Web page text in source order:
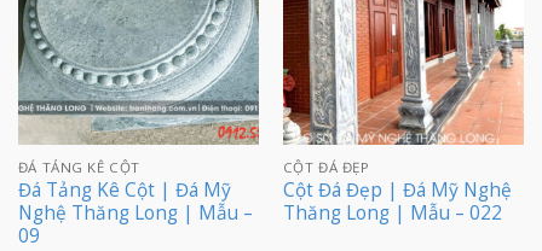
ĐÁ TẢNG KÊ CỘT
Đá Tảng Kê Cột | Đá Mỹ
Nghệ Thăng Long | Mẫu –
09
CỘT ĐÁ ĐẸP
Cột Đá Đẹp | Đá Mỹ Nghệ
Thăng Long | Mẫu – 022